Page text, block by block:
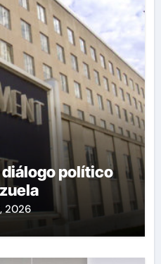
diálogo político
2026